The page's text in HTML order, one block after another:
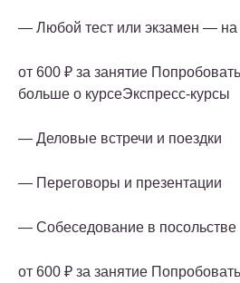
— Любой тест или экзамен — на
от 600 ₽ за занятие
больше о курсеЭкспресс-курсы
— Деловые встречи и поездки
— Переговоры и презентации
— Собеседование в посольстве
от 600 ₽ за занятие